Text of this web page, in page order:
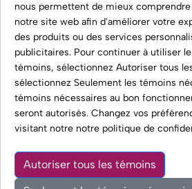
À propos
S'inscrire à l'infolettre
© 2026 Studio Chic N
nous permettent de mieux
notre site web afin d'améliorer votre
des produits ou des services
publicitaires. Pour continuer à utiliser
témoins, sélectionnez Autoriser tous
sélectionnez Seulement les témoins
témoins nécessaires au bon
seront autorisés. Changez vos
visitant notre notre politique de
Autoriser tous les témoins